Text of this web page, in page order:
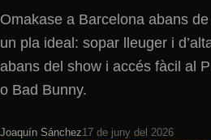
Omakase a Barcelona abans
un pla ideal: sopar lleuger i
abans del show i accés fàcil al
o Bad Bunny.
Joaquín Sánchez17 de juny del 2026